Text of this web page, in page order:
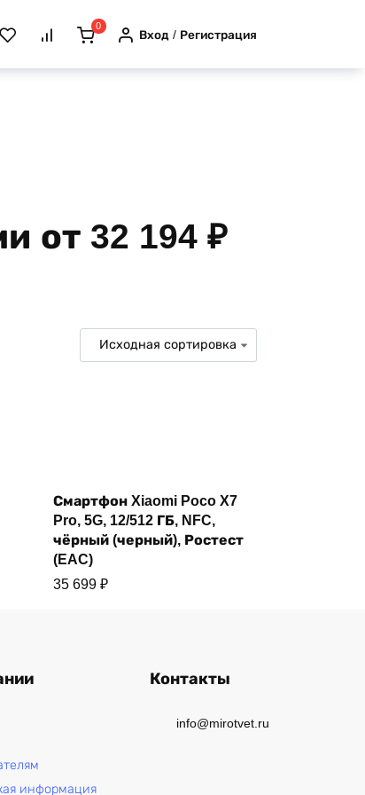
0
Вход / Регистрация
от 32 194 ₽
Купить
Смартфон Xiaomi Poco X7
Pro, 5G, 12/512 ГБ, NFC,
чёрный (черный), Ростест
(EAC)
35 699 ₽
информация
Контакты
info@mirotvet.ru